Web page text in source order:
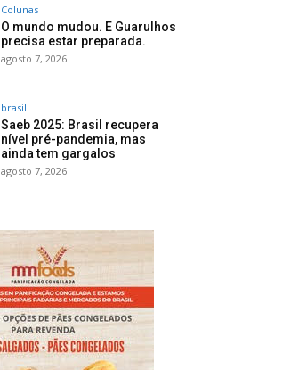
Colunas
O mundo mudou. E Guarulhos
precisa estar preparada.
agosto 7, 2026
brasil
Saeb 2025: Brasil recupera
nível pré-pandemia, mas
ainda tem gargalos
agosto 7, 2026